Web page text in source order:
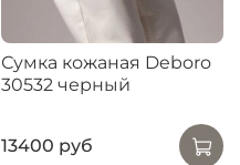
Сумка кожаная Deboro
30532 черный
13400 руб